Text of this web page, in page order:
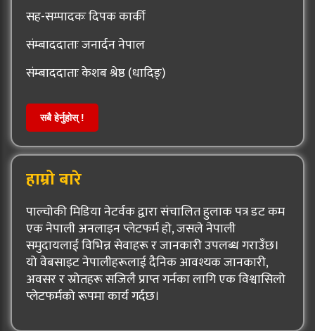
सह-सम्पादकः दिपक कार्की
संम्बाददाताः जनार्दन नेपाल
संम्बाददाताः केशब श्रेष्ठ (धादिङ्)
सबै हेर्नुहोस् !
हाम्रो बारे
पाल्चोकी मिडिया नेटर्वक द्वारा संचालित हुलाक पत्र डट कम
एक नेपाली अनलाइन प्लेटफर्म हो, जसले नेपाली
समुदायलाई विभिन्न सेवाहरू र जानकारी उपलब्ध गराउँछ।
यो वेबसाइट नेपालीहरूलाई दैनिक आवश्यक जानकारी,
अवसर र स्रोतहरू सजिलै प्राप्त गर्नका लागि एक विश्वासिलो
प्लेटफर्मको रूपमा कार्य गर्दछ।